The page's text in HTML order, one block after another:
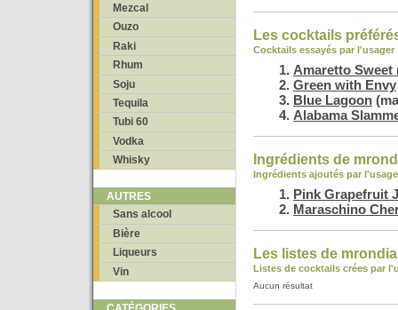
Mezcal
Ouzo
Raki
Rhum
Soju
Tequila
Tubi 60
Vodka
Whisky
AUTRES
Sans alcool
Bière
Liqueurs
Vin
Les cocktails
Cocktails essayés par l'usager
Amaretto Sweet
Green with Envy
Blue Lagoon
Alabama
Ingrédients de
Ingrédients ajoutés par
Pink Grapefruit
Maraschino
Les listes de mrondia
Listes de cocktails crées par
Aucun résultat